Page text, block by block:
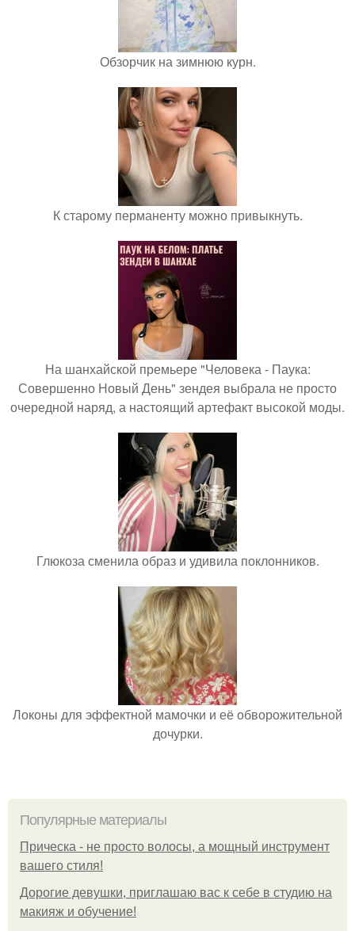
Обзорчик на зимнюю курн.
К старому перманенту можно привыкнуть.
На шанхайской премьере "Человека - Паука:
Совершенно Новый День" зендея выбрала не просто
очередной наряд, а настоящий артефакт высокой моды.
Глюкоза сменила образ и удивила поклонников.
Локоны для эффектной мамочки и её обворожительной
дочурки.
Популярные материалы
Прическа - не просто волосы, а мощный инструмент
вашего стиля!
Дорогие девушки, приглашаю вас к себе в студию на
макияж и обучение!